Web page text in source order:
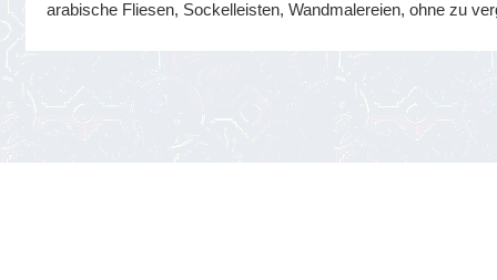
arabische Fliesen, Sockelleisten, Wandmalereien, ohne zu